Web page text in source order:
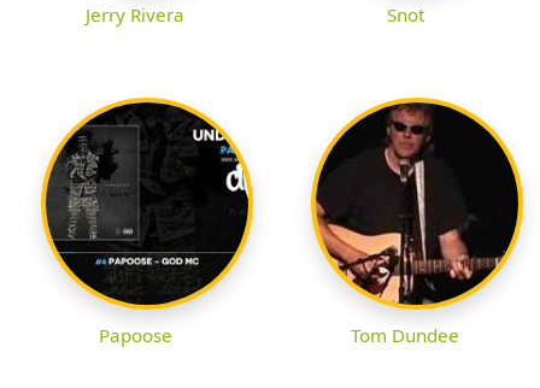
Jerry Rivera Snot
Papoose Tom Dundee